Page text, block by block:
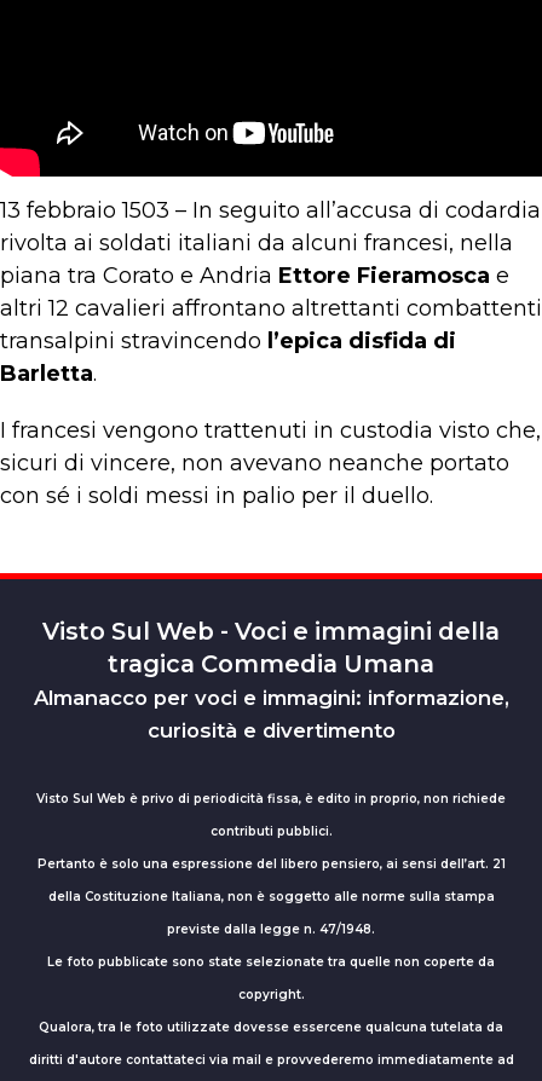
13 febbraio 1503 – In seguito all’accusa di codardia
rivolta ai soldati italiani da alcuni francesi, nella
piana tra Corato e Andria Ettore Fieramosca e
altri 12 cavalieri affrontano altrettanti combattenti
transalpini stravincendo l’epica disfida di
Barletta.
I francesi vengono trattenuti in custodia visto che,
sicuri di vincere, non avevano neanche portato
con sé i soldi messi in palio per il duello.
Visto Sul Web - Voci e immagini della
tragica Commedia Umana
Almanacco per voci e immagini: informazione,
curiosità e divertimento
Visto Sul Web è privo di periodicità fissa, è edito in proprio, non richiede
contributi pubblici.
Pertanto è solo una espressione del libero pensiero, ai sensi dell’art. 21
della Costituzione Italiana, non è soggetto alle norme sulla stampa
previste dalla legge n. 47/1948.
Le foto pubblicate sono state selezionate tra quelle non coperte da
copyright.
Qualora, tra le foto utilizzate dovesse essercene qualcuna tutelata da
diritti d'autore contattateci via mail e provvederemo immediatamente ad